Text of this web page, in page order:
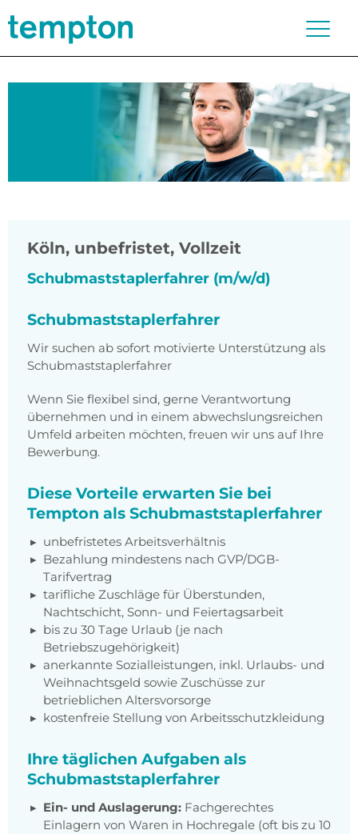
Köln, unbefristet, Vollzeit
Schubmaststaplerfahrer (m/w/d)
Schubmaststaplerfahrer
Wir suchen ab sofort motivierte Unterstützung als
Schubmaststaplerfahrer
Wenn Sie flexibel sind, gerne Verantwortung
übernehmen und in einem abwechslungsreichen
Umfeld arbeiten möchten, freuen wir uns auf Ihre
Bewerbung.
Diese Vorteile erwarten Sie bei
Tempton als Schubmaststaplerfahrer
unbefristetes Arbeitsverhältnis
Bezahlung mindestens nach GVP/DGB-
Tarifvertrag
tarifliche Zuschläge für Überstunden,
Nachtschicht, Sonn- und Feiertagsarbeit
bis zu 30 Tage Urlaub (je nach
Betriebszugehörigkeit)
anerkannte Sozialleistungen, inkl. Urlaubs- und
Weihnachtsgeld sowie Zuschüsse zur
betrieblichen Altersvorsorge
kostenfreie Stellung von Arbeitsschutzkleidung
Ihre täglichen Aufgaben als
Schubmaststaplerfahrer
Ein- und Auslagerung: Fachgerechtes
Einlagern von Waren in Hochregale (oft bis zu 10